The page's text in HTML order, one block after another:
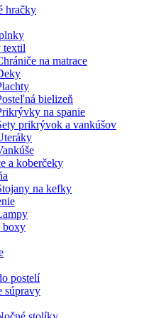
hračky
textil
na matrace
bielizeň
na spanie
prikrývok a vankúšov
a koberčeky
na kefky
boxy
postelí
súpravy